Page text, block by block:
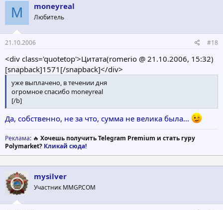
M moneyreal
Любитель
21.10.2006 #18
<div class='quotetop'>Цитата(romerio @ 21.10.2006, 15:32)
[snapback]1571[/snapback]</div>
уже выплачено, в течении дня
огромное спасибо moneyreal
[/b]
Да, собственно, не за что, сумма не велика была...
Реклама: 🔥 Хочешь получить Telegram Premium и стать гуру
Polymarket? Кликай сюда!
mysilver
Участник MMGP.COM